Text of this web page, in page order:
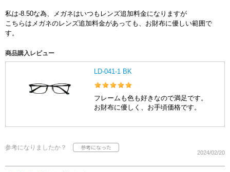
私は-8.50な為、メガネはいつもレンズ追加料金になりますが
こちらはメガネのレンズ追加料金があっても、お財布に優しい範囲で
す。
商品購入レビュー
LD-041-1 BK
フレームも色も好きなので満足です。
お財布に優しく、お手頃価格です。
参考になりましたか？
2024/02/20